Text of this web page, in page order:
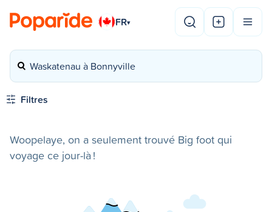
FR▾
Waskatenau à Bonnyville
Filtres
Woopelaye, on a seulement trouvé Big foot qui
voyage ce jour-là !